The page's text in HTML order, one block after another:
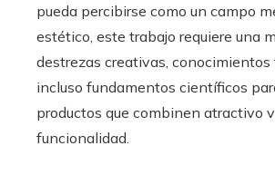
pueda percibirse como un campo
estético, este trabajo requiere una
destrezas creativas, conocimientos
incluso fundamentos científicos
productos que combinen atractivo
funcionalidad.